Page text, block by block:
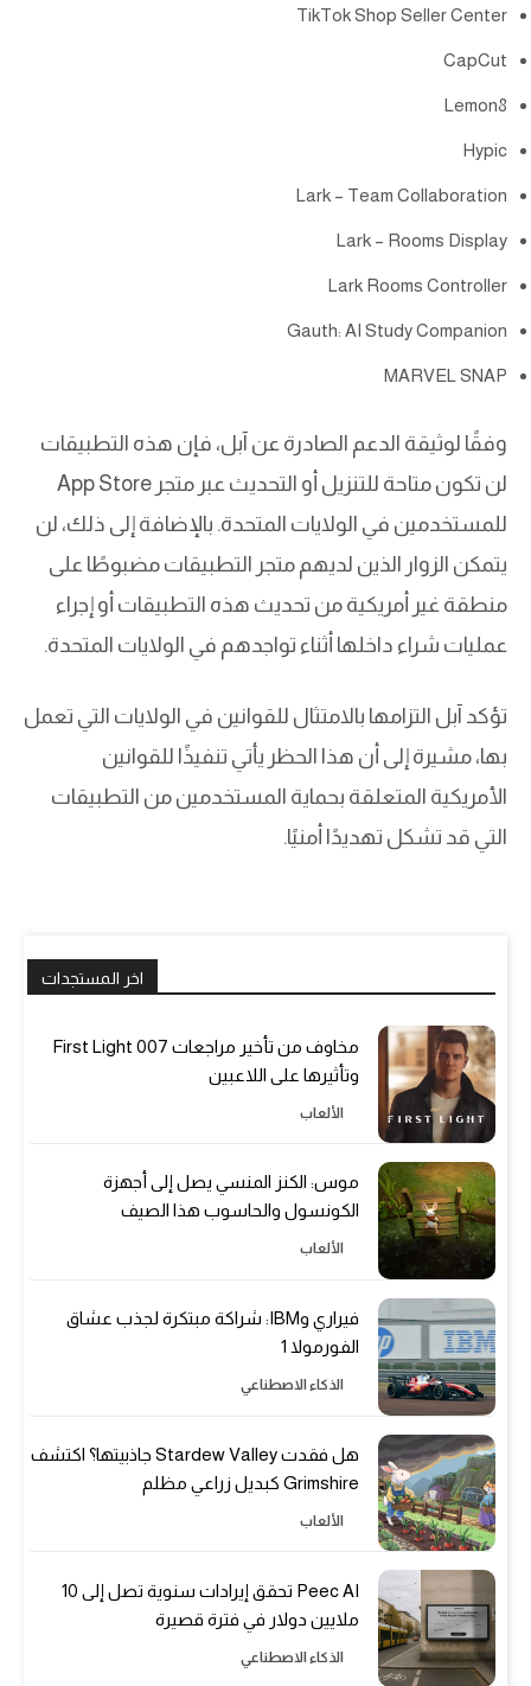
TikTok Shop Seller Center
CapCut
Lemon8
Hypic
Lark – Team Collaboration
Lark – Rooms Display
Lark Rooms Controller
Gauth: AI Study Companion
MARVEL SNAP
وفقًا لوثيقة الدعم الصادرة عن آبل، فإن هذه التطبيقات
لن تكون متاحة للتنزيل أو التحديث عبر متجر App Store
للمستخدمين في الولايات المتحدة. بالإضافة إلى ذلك، لن
يتمكن الزوار الذين لديهم متجر التطبيقات مضبوطًا على
منطقة غير أمريكية من تحديث هذه التطبيقات أو إجراء
عمليات شراء داخلها أثناء تواجدهم في الولايات المتحدة.
تؤكد آبل التزامها بالامتثال للقوانين في الولايات التي تعمل
بها، مشيرة إلى أن هذا الحظر يأتي تنفيذًا للقوانين
الأمريكية المتعلقة بحماية المستخدمين من التطبيقات
التي قد تشكل تهديدًا أمنيًا.
اخر المستجدات
مخاوف من تأخير مراجعات 007 First Light
وتأثيرها على اللاعبين
الألعاب
موس: الكنز المنسي يصل إلى أجهزة
الكونسول والحاسوب هذا الصيف
الألعاب
فيراري وIBM: شراكة مبتكرة لجذب عشاق
الفورمولا 1
الذكاء الاصطناعي
هل فقدت Stardew Valley جاذبيتها؟ اكتشف
Grimshire كبديل زراعي مظلم
الألعاب
Peec AI تحقق إيرادات سنوية تصل إلى 10
ملايين دولار في فترة قصيرة
الذكاء الاصطناعي